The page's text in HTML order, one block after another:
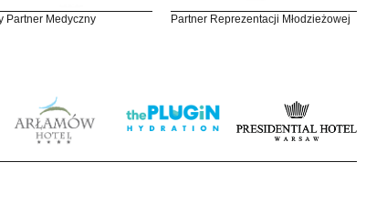
Partner Medyczny Partner Reprezentacji Młodzieżowej